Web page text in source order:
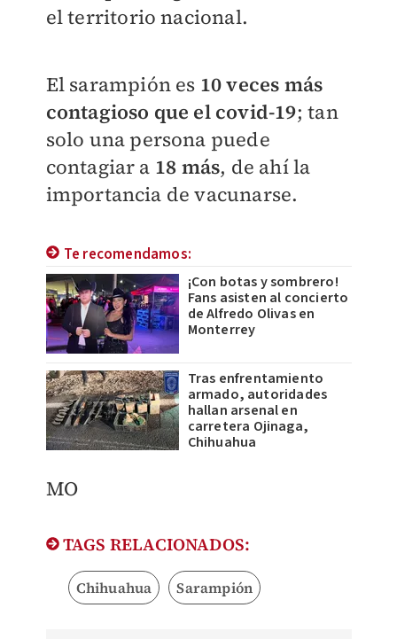
el territorio nacional.
El sarampión es 10 veces más
contagioso que el covid-19; tan
solo una persona puede
contagiar a 18 más, de ahí la
importancia de vacunarse.
Te recomendamos:
¡Con botas y sombrero!
Fans asisten al concierto
de Alfredo Olivas en
Monterrey
Tras enfrentamiento
armado, autoridades
hallan arsenal en
carretera Ojinaga,
Chihuahua
​MO
TAGS RELACIONADOS:
Chihuahua Sarampión